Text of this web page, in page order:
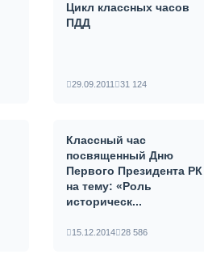
Цикл классных часов
ПДД
29.09.2011 31 124
Классный час
посвященный Дню
Первого Президента РК
на тему: «Роль
историческ...
15.12.2014 28 586